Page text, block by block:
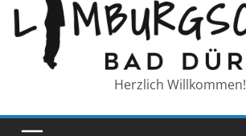
Herzlich Willkommen!